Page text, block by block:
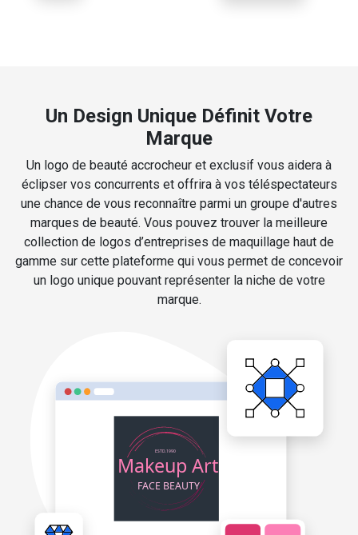
Un Design Unique Définit Votre
Marque
Un logo de beauté accrocheur et exclusif vous aidera à
éclipser vos concurrents et offrira à vos téléspectateurs
une chance de vous reconnaître parmi un groupe d'autres
marques de beauté. Vous pouvez trouver la meilleure
collection de logos d’entreprises de maquillage haut de
gamme sur cette plateforme qui vous permet de concevoir
un logo unique pouvant représenter la niche de votre
marque.